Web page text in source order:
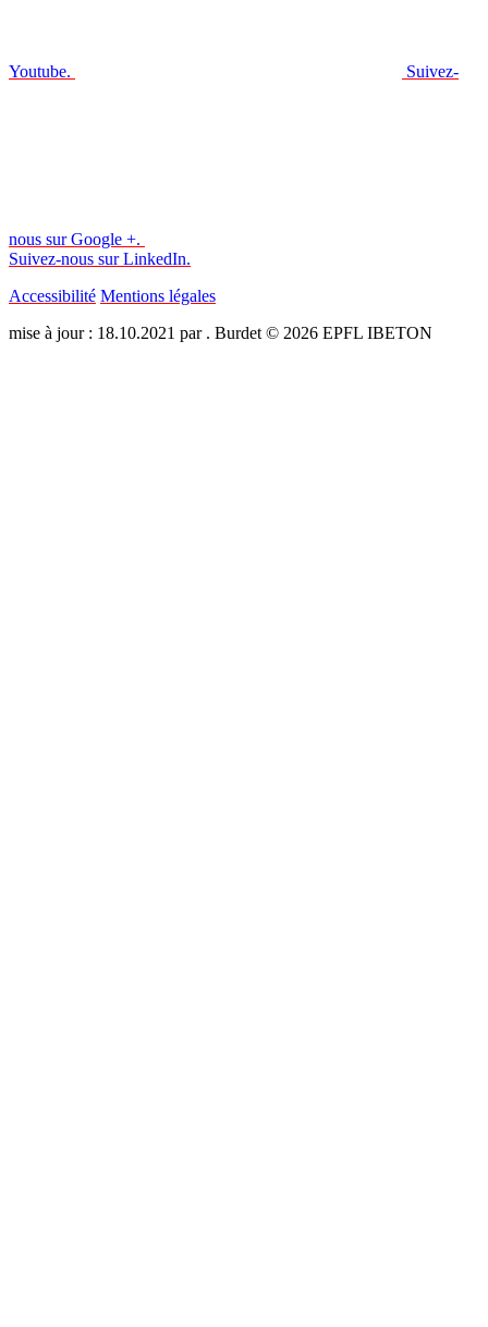
Youtube. Suivez-
nous sur Google +.
Suivez-nous sur LinkedIn.
Accessibilité Mentions légales
mise à jour : 18.10.2021 par . Burdet © 2026 EPFL IBETON